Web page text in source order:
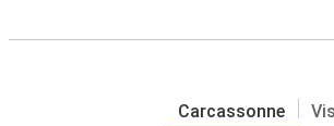
Carcassonne